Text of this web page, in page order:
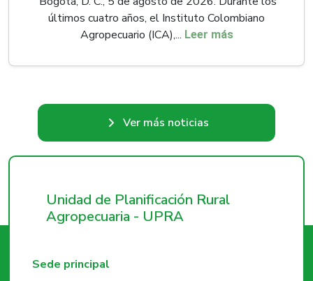
últimos cuatro años, el Instituto Colombiano
Agropecuario (ICA),... Leer más
Ver más noticias
Unidad de Planificación Rural
Agropecuaria - UPRA
Sede principal